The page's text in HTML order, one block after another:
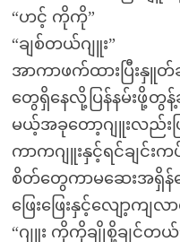
“ဟင့် ကိုကို”
“ချစ်တယ်ဂျူး”
အာကာဖက်ထားပြီးနှူတ်
တွေရှိနေလို့ပြန်နမ်းဖို့တွ
မယ့်အခုတော့ဂျူးလည်းပ
ကာကဂျူးနှင့်ရင်ချင်း
စိတ်တွေကာမဆေးအရှိန်
ဖြေးဖြေးနှင့်လျော့ကျ
“ဂျူး ကိုကိုချိုစို့ချင်တယ်